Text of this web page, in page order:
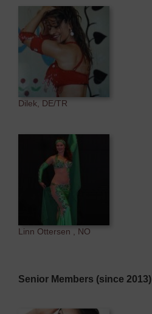
Dilek, DE/TR
Linn Ottersen , NO
Senior Members (since 2013)